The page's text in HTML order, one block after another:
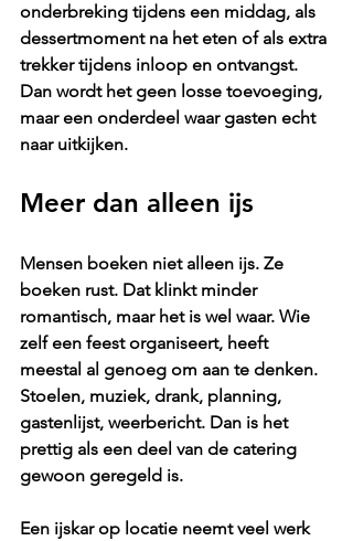
onderbreking tijdens een middag, als
dessertmoment na het eten of als extra
trekker tijdens inloop en ontvangst.
Dan wordt het geen losse toevoeging,
maar een onderdeel waar gasten echt
naar uitkijken.
Meer dan alleen ijs
Mensen boeken niet alleen ijs. Ze
boeken rust. Dat klinkt minder
romantisch, maar het is wel waar. Wie
zelf een feest organiseert, heeft
meestal al genoeg om aan te denken.
Stoelen, muziek, drank, planning,
gastenlijst, weerbericht. Dan is het
prettig als een deel van de catering
gewoon geregeld is.
Een ijskar op locatie neemt veel werk